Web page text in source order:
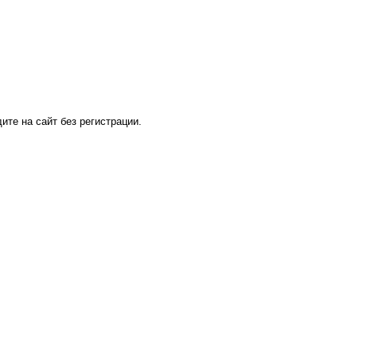
на сайт без регистрации.